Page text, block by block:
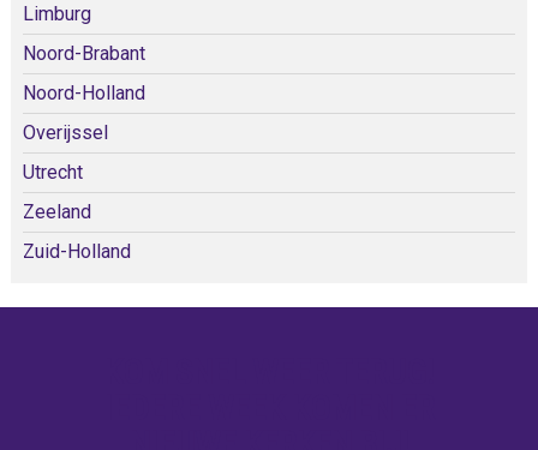
Limburg
Noord-Brabant
Noord-Holland
Overijssel
Utrecht
Zeeland
Zuid-Holland